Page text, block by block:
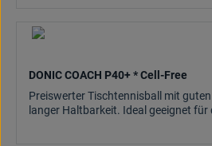
DONIC COACH P40+ * Cell-Free
Preiswerter Tischtennisball mit
langer Haltbarkeit. Ideal geeignet für